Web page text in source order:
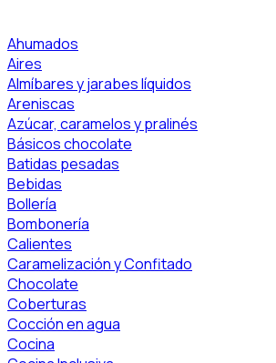
Ahumados
Aires
Almíbares y jarabes líquidos
Areniscas
Azúcar, caramelos y pralinés
Básicos chocolate
Batidas pesadas
Bebidas
Bollería
Bombonería
Calientes
Caramelización y Confitado
Chocolate
Coberturas
Cocción en agua
Cocina